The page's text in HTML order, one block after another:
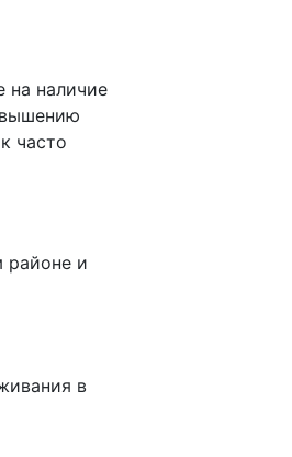
на наличие
часто
районе и
в